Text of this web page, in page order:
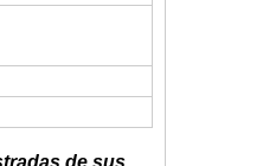
de sus